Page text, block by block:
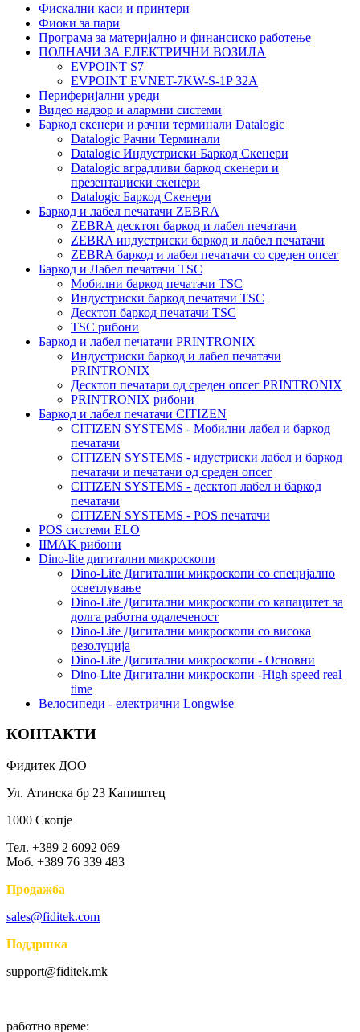
Фискални каси и принтери
Фиоки за пари
Програма за материјално и финансиско работење
ПОЛНАЧИ ЗА ЕЛЕКТРИЧНИ ВОЗИЛА
EVPOINT S7
EVPOINT EVNET-7KW-S-1P 32A
Периферијални уреди
Видео надзор и алармни системи
Баркод скенери и рачни терминали Datalogic
Datalogic Рачни Терминали
Datalogic Индустриски Баркод Скенери
Datalogic вградливи баркод скенери и
презентациски скенери
Datalogic Баркод Скенери
Баркод и лабел печатачи ZEBRA
ZEBRA десктоп баркод и лабел печатачи
ZEBRA индустриски баркод и лабел печатачи
ZEBRA баркод и лабел печатачи со среден опсег
Баркод и Лабел печатачи TSC
Мобилни баркод печатачи TSC
Индустриски баркод печатачи TSC
Десктоп баркод печатачи TSC
TSC рибони
Баркод и лабел печатачи PRINTRONIX
Индустриски баркод и лабел печатачи
PRINTRONIX
Десктоп печатари од среден опсег PRINTRONIX
PRINTRONIX рибони
Баркод и лабел печатачи CITIZEN
CITIZEN SYSTEMS - Мобилни лабел и баркод
печатачи
CITIZEN SYSTEMS - идустриски лабел и баркод
печатачи и печатачи од среден опсег
CITIZEN SYSTEMS - десктоп лабел и баркод
печатачи
CITIZEN SYSTEMS - POS печатачи
POS системи ELO
IIMAK рибони
Dino-lite дигитални микроскопи
Dino-Lite Дигитални микроскопи со специјално
осветлување
Dino-Lite Дигитални микроскопи со капацитет за
долга работна одалеченост
Dino-Lite Дигитални микроскопи со висока
резолуција
Dino-Lite Дигитални микроскопи - Основни
Dino-Lite Дигитални микроскопи -High speed real
time
Bелосипеди - електрични Longwise
КОНТАКТИ
Фидитек ДОО
Ул. Атинска бр 23 Капиштец
1000 Скопје
Тел. +389 2 6092 069
Моб. +389 76 339 483
Продажба
sales@fiditek.com
Поддршка
support@fiditek.mk
работно време: